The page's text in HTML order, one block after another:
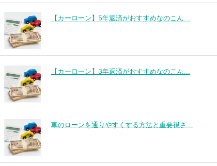
【カーローン】5年返済がおすすめなのこん…
【カーローン】3年返済がおすすめなのこん…
車のローンを通りやすくする方法と重要視さ…